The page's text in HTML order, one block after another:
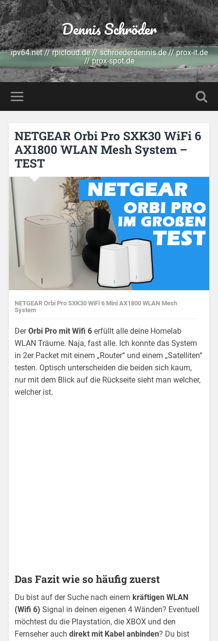
Dennis Schröder
ipv64.net // rpicloud.de // schroederdennis.de // prox-it.de
// prox-spot.de
NETGEAR Orbi Pro SXK30 WiFi 6
AX1800 WLAN Mesh System –
TEST
NETGEAR Orbi Pro SXK30 WiFi 6 Mini AX1800 WLAN Mesh
System
DerOrbi Pro mit Wifi 6 erfüllt alle deine Homelab
WLAN Träume. Naja, fast alle. Ich konnte das System
in 2er Packet mit einem „Router“ und einem „Satelliten“
testen. Optisch unterscheiden die beiden sich kaum,
nur mit dem Blick auf die Rückseite sieht man welcher,
welcher ist.
Das Fazit wie so häufig zuerst
Du bist auf der Suche nach einem kräftigen WLAN
(Wifi 6) Signal in deinen eigenen 4 Wänden? Eventuell
möchtest du die Playstation, die XBOX und den
Fernseher auchdirekt mit Kabel anbinden? Du bist